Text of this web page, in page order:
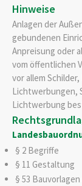
Hinweise
Anlagen der
gebundenen
Anpreisung oder
vom öffentlichen
vor allem
Lichtwerbungen,
Lichtwerbung
§ 2 Begriffe
§ 11 Gestaltung
§ 53